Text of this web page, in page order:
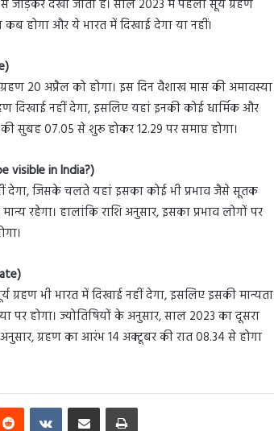
जोड़कर देखा जाता है। साल 2023 में पहला सूर्य ग्रहण
होगा और ये भारत में दिखाई देगा या नहीं।
20 अप्रैल को होगा। इस दिन वैशाख मास की अमावस्या
दिखाई नहीं देगा, इसलिए यहां इनकी कोई धार्मिक और
सुबह 07.05 से शुरू होकर 12.29 पर समाप्त होगा।
visible in India?)
देगा, जिसके चलते यहां इसका कोई भी प्रभाव जैसे सूतक
रहेगा। हालांकि राशि अनुसार, इसका प्रभाव लोगों पर
ग्रहण भी भारत में दिखाई नहीं देगा, इसलिए इसकी मान्यता
पर होगा। ज्योतिषियों के अनुसार, साल 2023 का दूसरा
ग्रहण का आरंभ 14 अक्टूबर की रात 08.34 से होगा
Reddit VKontakteShare via Email Print